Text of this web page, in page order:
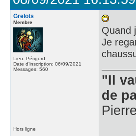
Grelots
Membre
Lieu: Périgord
Date d'inscription: 06/09/2021
Messages: 560
Quand
Je
"Il
de
Hors ligne